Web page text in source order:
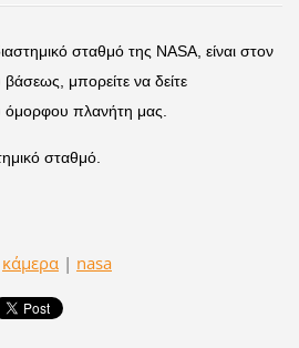
σταθμό της NASA, είναι στον
μπορείτε να δείτε
όμορφου πλανήτη μας.
σταθμό.
κάμερα | nasa